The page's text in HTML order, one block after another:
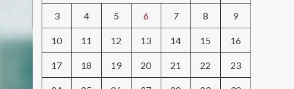
3 4 5 6 7 8 9
10 11 12 13 14 15 16
17 18 19 20 21 22 23